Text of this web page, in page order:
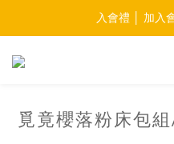
免運費 │ 滿
入會禮 │ 加入
免運費 │ 滿
覓竟櫻落粉床包